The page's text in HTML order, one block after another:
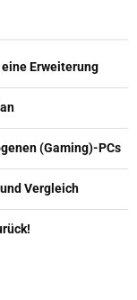
Erweiterung
(Gaming)-PCs
Vergleich